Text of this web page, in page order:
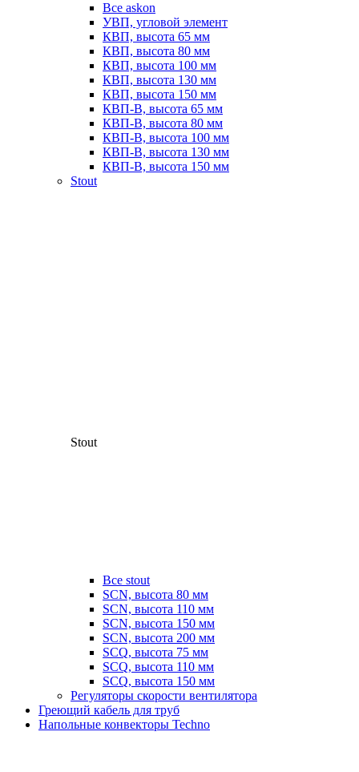
Все askon
УВП, угловой элемент
КВП, высота 65 мм
КВП, высота 80 мм
КВП, высота 100 мм
КВП, высота 130 мм
КВП, высота 150 мм
КВП-В, высота 65 мм
КВП-В, высота 80 мм
КВП-В, высота 100 мм
КВП-В, высота 130 мм
КВП-В, высота 150 мм
Stout
Stout
Все stout
SCN, высота 80 мм
SCN, высота 110 мм
SCN, высота 150 мм
SCN, высота 200 мм
SCQ, высота 75 мм
SCQ, высота 110 мм
SCQ, высота 150 мм
Регуляторы скорости вентилятора
Греющий кабель для труб
Напольные конвекторы Techno